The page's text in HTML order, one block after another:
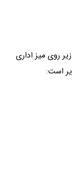
روی میز اداری
است: